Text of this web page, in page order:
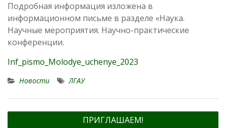
Подробная информация изложена в
информационном письме в разделе «Наука.
Научные мероприятия. Научно-практические
конференции.
Inf_pismo_Molodye_uchenye_2023
Новости ЛГАУ
Навигация
ПРИГЛАШАЕМ!